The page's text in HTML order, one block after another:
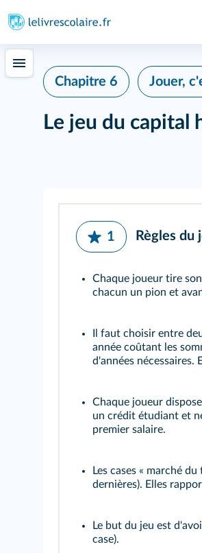
Chapitre 6 Jouer,
Le jeu du capital
1 Règles du
Chaque joueur tire
chacun un pion et
Il faut choisir entre
année coûtant les
d'années nécessaires.
Chaque joueur
un crédit étudiant et
premier salaire.
Les cases « marché
dernières). Elles
Le but du jeu est
case).